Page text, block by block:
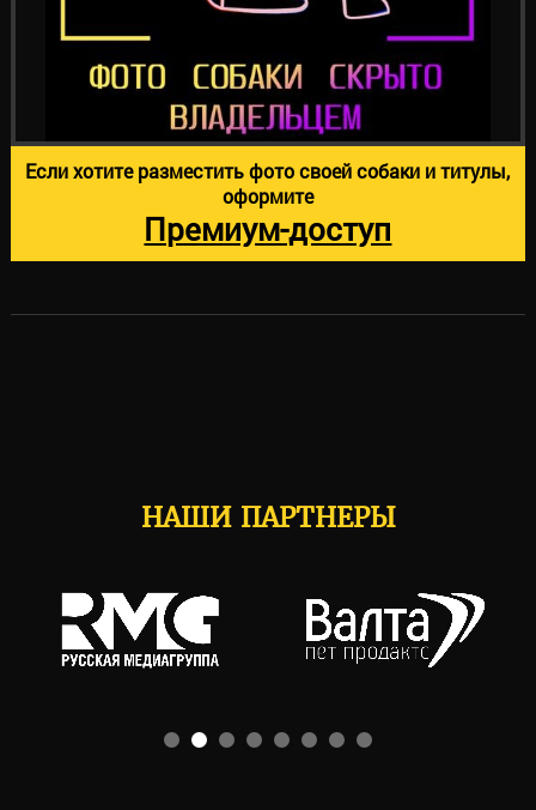
Если хотите разместить фото своей собаки и титулы,
оформите
Премиум-доступ
НАШИ ПАРТНЕРЫ